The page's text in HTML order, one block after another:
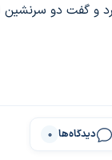
و گفت دو‌ سرنشین
دیدگاه‌ها 0